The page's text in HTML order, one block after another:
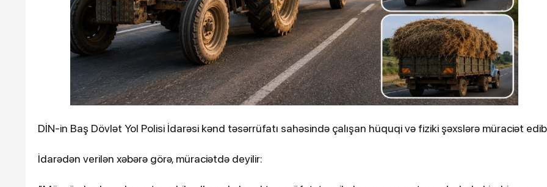
DİN-in Baş Dövlət Yol Polisi İdarəsi kənd təsərrüfatı sahəsində çalışan hüquqi və fiziki şəxslərə müraciət
İdarədən verilən xəbərə görə, müraciətdə deyilir:
10-01-2024, 14:27
öldü
12-03-2026, 12:12